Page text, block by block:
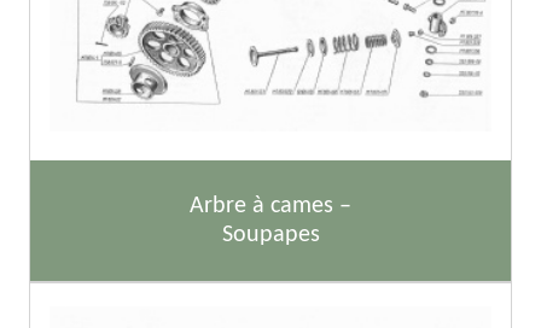
Arbre à cames –
Soupapes